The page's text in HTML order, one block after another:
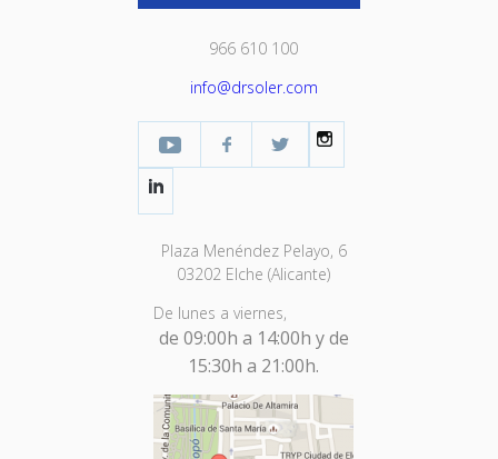
966 610 100
info@drsoler.com
YouTubeFacebook Profesional
Twitter
Plaza Menéndez Pelayo, 6
03202 Elche (Alicante)
De lunes a viernes,
de 09:00h a 14:00h y de
15:30h a 21:00h.